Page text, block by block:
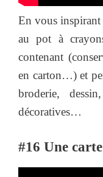
En vous inspirant
au pot à
contenant
en carton…) et
broderie,
décoratives…
#16 Une